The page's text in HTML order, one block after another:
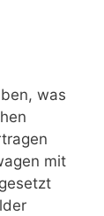
was
mit